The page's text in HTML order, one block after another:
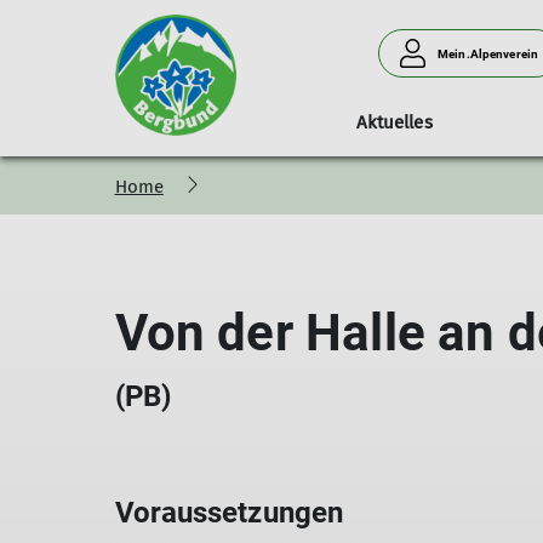
Mein.Alpenverein
Aktuelles
Tourenprogramm Kursprogramm
Kinder und Jugendklettern
Wer redet mit
Home
Von der Halle an
(PB)
Voraussetzungen